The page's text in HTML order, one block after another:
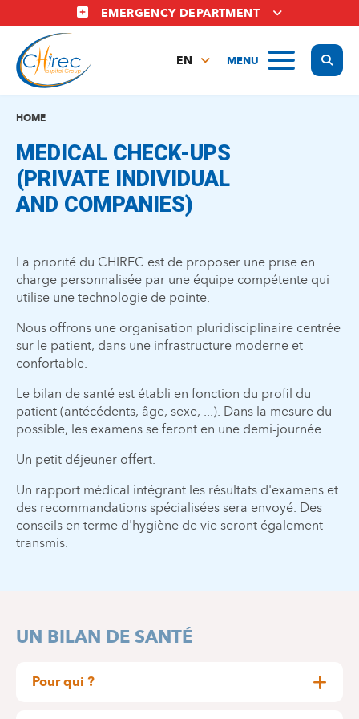
to
main
content
EMERGENCY DEPARTMENT
MENU
EN
HOME
MEDICAL CHECK-UPS
(PRIVATE INDIVIDUAL
AND COMPANIES)
La priorité du CHIREC est de proposer une prise en
charge personnalisée par une équipe compétente qui
utilise une technologie de pointe.
Nous offrons une organisation pluridisciplinaire centrée
sur le patient, dans une infrastructure moderne et
confortable.
Le bilan de santé est établi en fonction du profil du
patient (antécédents, âge, sexe, ...). Dans la mesure du
possible, les examens se feront en une demi-journée.
Un petit déjeuner offert.
Un rapport médical intégrant les résultats d'examens et
des recommandations spécialisées sera envoyé. Des
conseils en terme d'hygiène de vie seront également
transmis.
UN BILAN DE SANTÉ
Pour qui ?